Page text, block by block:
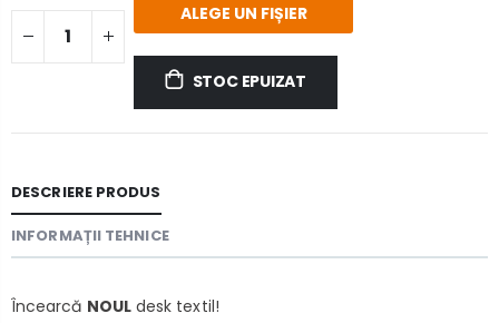
ALEGE UN FIȘIER
STOC EPUIZAT
DESCRIERE PRODUS
INFORMAȚII TEHNICE
Încearcă NOULdesk textil!